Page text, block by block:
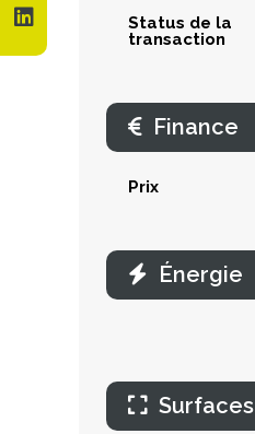
Status de la
transaction
Finance
Prix
Énergie
Surfaces